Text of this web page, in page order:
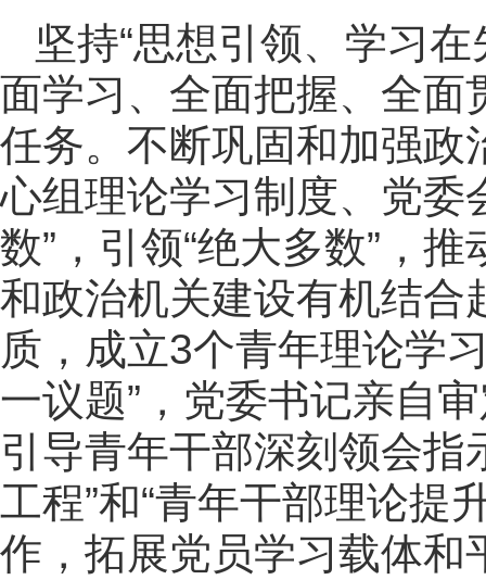
坚持“思想引领、学习
面学习、全面把握、全面
任务。不断巩固和加强政
心组理论学习制度、党委
数”，引领“绝大多数”，
和政治机关建设有机结合
质，成立3个青年理论学
一议题”，党委书记亲自
引导青年干部深刻领会指
工程”和“青年干部理论提
作，拓展党员学习载体和